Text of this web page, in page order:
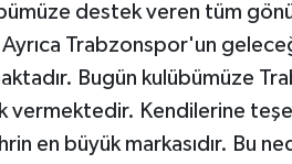
destek veren tüm
Trabzonspor'un
Bugün kulübümüze
vermektedir. Kendilerine
en büyük markasıdır. Bu